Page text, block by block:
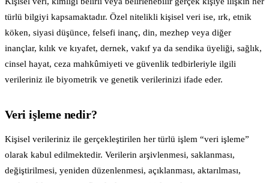
türlü bilgiyi kapsamaktadır. Özel nitelikli kişisel veri ise, ırk, etnik
köken, siyasi düşünce, felsefi inanç, din, mezhep veya diğer
inançlar, kılık ve kıyafet, dernek, vakıf ya da sendika üyeliği, sağlık,
cinsel hayat, ceza mahkûmiyeti ve güvenlik tedbirleriyle ilgili
verileriniz ile biyometrik ve genetik verilerinizi ifade eder.
Veri işleme nedir?
Kişisel verileriniz ile gerçekleştirilen her türlü işlem “veri işleme”
olarak kabul edilmektedir. Verilerin arşivlenmesi, saklanması,
değiştirilmesi, yeniden düzenlenmesi, açıklanması, aktarılması,